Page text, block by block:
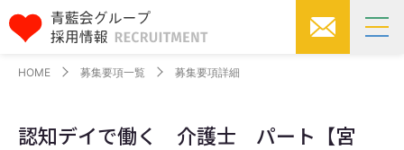
HOME 募集要項一覧 募集要項詳細
認知デイで働く 介護士 パート【宮